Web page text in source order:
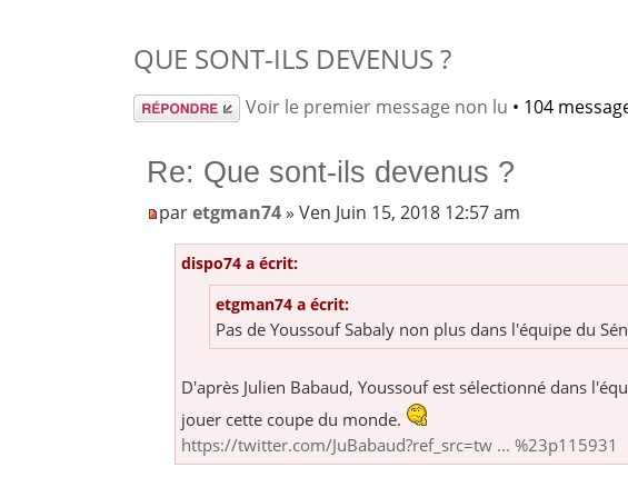
QUE SONT-ILS DEVENUS ?
Répondre Voir le premier message non lu • 104
Re: Que sont-ils devenus ?
paretgman74» Ven Juin 15, 2018 12:57 am
dispo74 a écrit:
etgman74 a écrit:
Pas de Youssouf Sabaly non plus dans l'équipe du
D'après Julien Babaud, Youssouf est sélectionné dans
jouer cette coupe du monde.
https://twitter.com/JuBabaud?ref_src=tw ... %23p115931